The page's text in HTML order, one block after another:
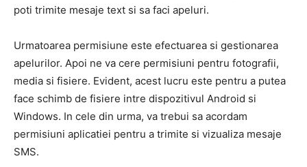
poti trimite mesaje text si sa faci apeluri.
Urmatoarea permisiune este efectuarea si gestionarea
apelurilor. Apoi ne va cere permisiuni pentru fotografii,
media si fisiere. Evident, acest lucru este pentru a putea
face schimb de fisiere intre dispozitivul Android si
Windows. In cele din urma, va trebui sa acordam
permisiuni aplicatiei pentru a trimite si vizualiza mesaje
SMS.